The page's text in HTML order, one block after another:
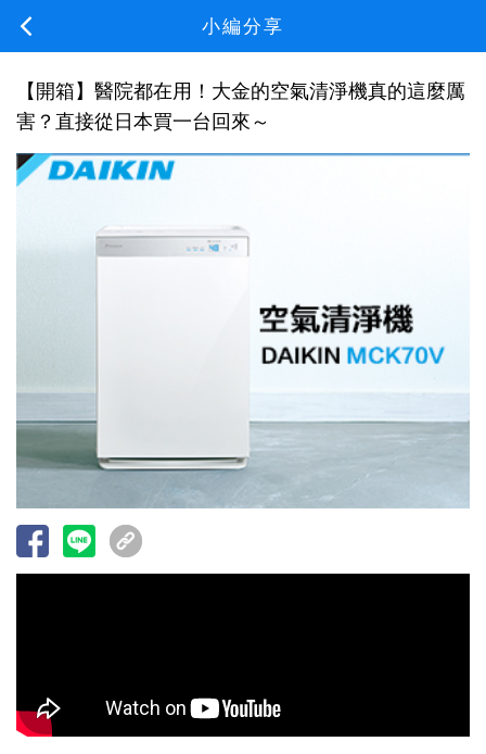
小編分享
【開箱】醫院都在用！大金的空氣清淨機真的這麼厲
害？直接從日本買一台回來～